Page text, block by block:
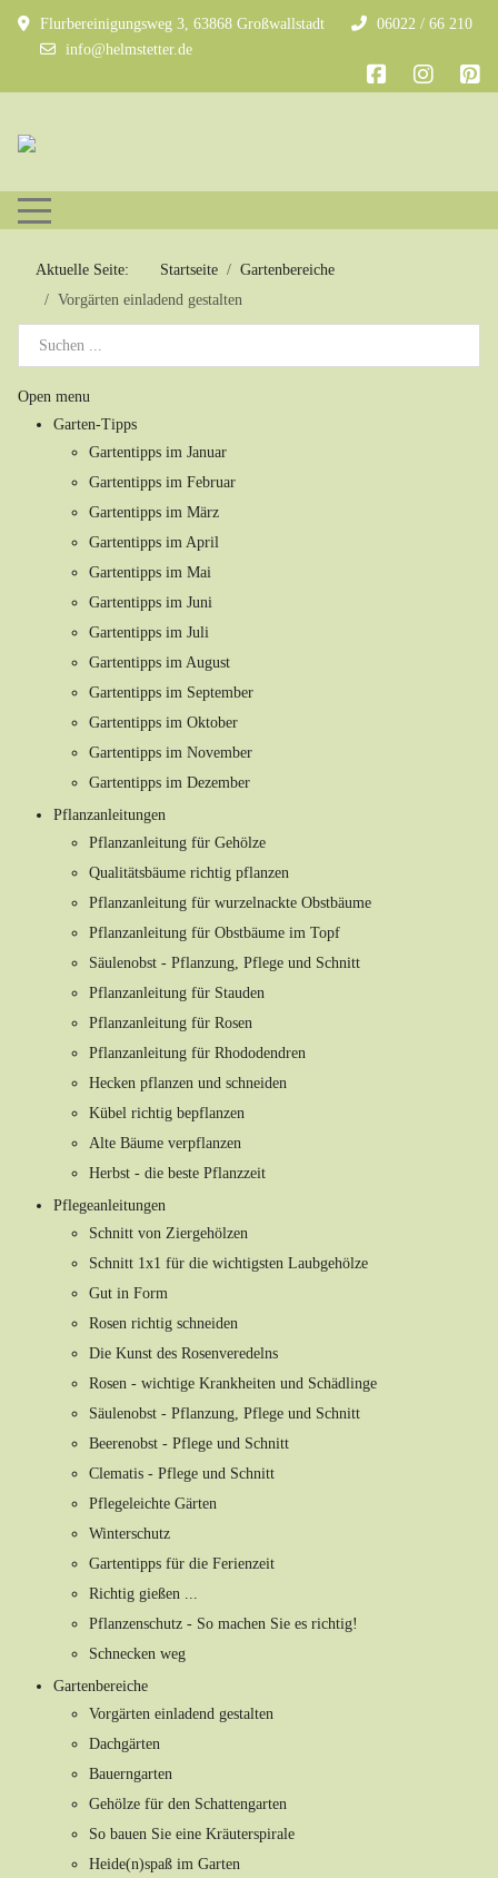
Flurbereinigungsweg 3, 63868 Großwallstadt
06022 / 66 210
info@helmstetter.de
Mobile Menu Toggle
Aktuelle Seite: Startseite
Gartenbereiche
Vorgärten einladend gestalten
Open menu
Garten-Tipps
Gartentipps im Januar
Gartentipps im Februar
Gartentipps im März
Gartentipps im April
Gartentipps im Mai
Gartentipps im Juni
Gartentipps im Juli
Gartentipps im August
Gartentipps im September
Gartentipps im Oktober
Gartentipps im November
Gartentipps im Dezember
Pflanzanleitungen
Pflanzanleitung für Gehölze
Qualitätsbäume richtig pflanzen
Pflanzanleitung für wurzelnackte Obstbäume
Pflanzanleitung für Obstbäume im Topf
Säulenobst - Pflanzung, Pflege und Schnitt
Pflanzanleitung für Stauden
Pflanzanleitung für Rosen
Pflanzanleitung für Rhododendren
Hecken pflanzen und schneiden
Kübel richtig bepflanzen
Alte Bäume verpflanzen
Herbst - die beste Pflanzzeit
Pflegeanleitungen
Schnitt von Ziergehölzen
Schnitt 1x1 für die wichtigsten Laubgehölze
Gut in Form
Rosen richtig schneiden
Die Kunst des Rosenveredelns
Rosen - wichtige Krankheiten und Schädlinge
Säulenobst - Pflanzung, Pflege und Schnitt
Beerenobst - Pflege und Schnitt
Clematis - Pflege und Schnitt
Pflegeleichte Gärten
Winterschutz
Gartentipps für die Ferienzeit
Richtig gießen ...
Pflanzenschutz - So machen Sie es richtig!
Schnecken weg
Gartenbereiche
Vorgärten einladend gestalten
Dachgärten
Bauerngarten
Gehölze für den Schattengarten
So bauen Sie eine Kräuterspirale
Heide(n)spaß im Garten